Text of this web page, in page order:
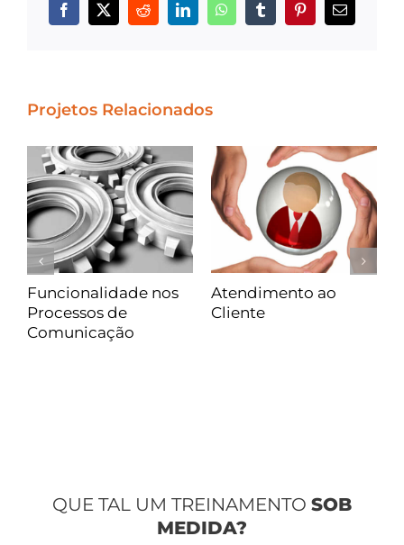
Facebook
X RedditLinkedInWhatsAppTumblrPinterest
E-
mail
Projetos Relacionados
Resolução de
Conflitos
Escuta Ativa
MEDIDA?